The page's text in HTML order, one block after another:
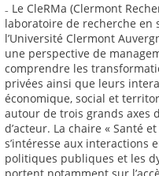
₋ Le CleRMa (Clermont
laboratoire de recherche en
l’Université Clermont
une perspective de
comprendre les
privées ainsi que leurs
économique, social et
autour de trois grands axes
d’acteur. La chaire « Santé
s’intéresse aux interactions
politiques publiques et les